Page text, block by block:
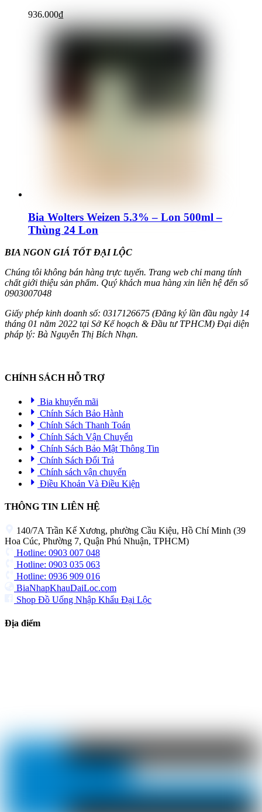
936.000₫
Bia Wolters Weizen 5.3% – Lon 500ml –
Thùng 24 Lon
BIA NGON GIÁ TỐT ĐẠI LỘC
Chúng tôi không bán hàng trực tuyến. Trang web chỉ mang tính
chất giới thiệu sản phẩm. Quý khách mua hàng xin liên hệ đến số
0903007048
Giấy phép kinh doanh số: 0317126675 (Đăng ký lần đầu ngày 14
tháng 01 năm 2022 tại Sở Kế hoạch & Đầu tư TPHCM) Đại diện
pháp lý: Bà Nguyễn Thị Bích Nhạn.
CHÍNH SÁCH HỖ TRỢ
Bia khuyến mãi
Chính Sách Bảo Hành
Chính Sách Thanh Toán
Chính Sách Vận Chuyển
Chính Sách Bảo Mật Thông Tin
Chính Sách Đổi Trả
Chính sách vận chuyển
Điều Khoản Và Điều Kiện
THÔNG TIN LIÊN HỆ
140/7A Trần Kế Xương, phường Cầu Kiệu, Hồ Chí Minh (39
Hoa Cúc, Phường 7, Quận Phú Nhuận, TPHCM)
Hotline: 0903 007 048
Hotline: 0903 035 063
Hotline: 0936 909 016
BiaNhapKhauDaiLoc.com
Shop Đồ Uống Nhập Khẩu Đại Lộc
Địa điểm